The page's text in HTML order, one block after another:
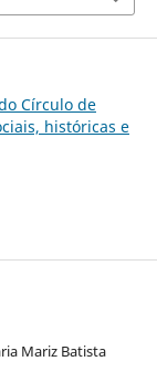
Círculo de
históricas e
Mariz Batista